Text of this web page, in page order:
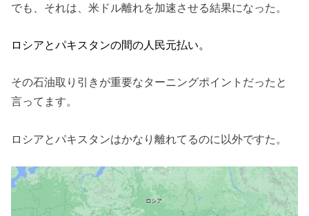
でも、それは、米ドル離れを加速させる結果になった。
ロシアとパキスタンの間の人民元払い。
その石油取り引きが重要なターニングポイントだったと
言ってます。
ロシアとパキスタンはかなり離れてるのに以外ですた。